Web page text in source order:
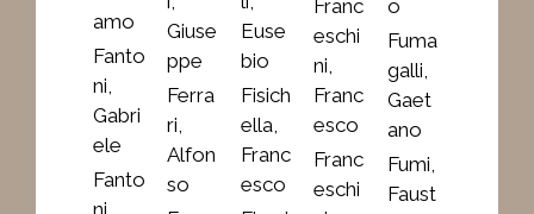
amo
Fanto
ni,
Gabri
ele
Fanto
ni,
Giuse
ppe
Ferra
ri,
Alfon
so
Euse
bio
Fisich
ella,
Franc
esco
Franc
eschi
ni,
Franc
esco
Franc
eschi
o
Fuma
galli,
Gaet
ano
Fumi,
Faust